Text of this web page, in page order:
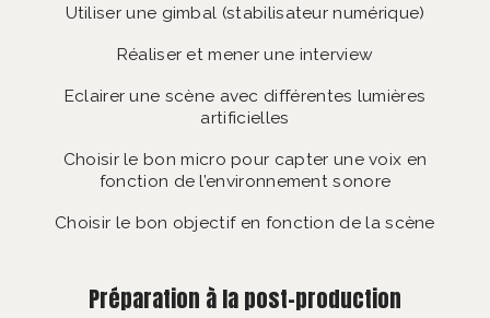
Utiliser une gimbal (stabilisateur numérique)
Réaliser et mener une interview
Eclairer une scène avec différentes lumières
artificielles
Choisir le bon micro pour capter une voix en
fonction de l’environnement sonore
Choisir le bon objectif en fonction de la scène
Préparation à la post-production